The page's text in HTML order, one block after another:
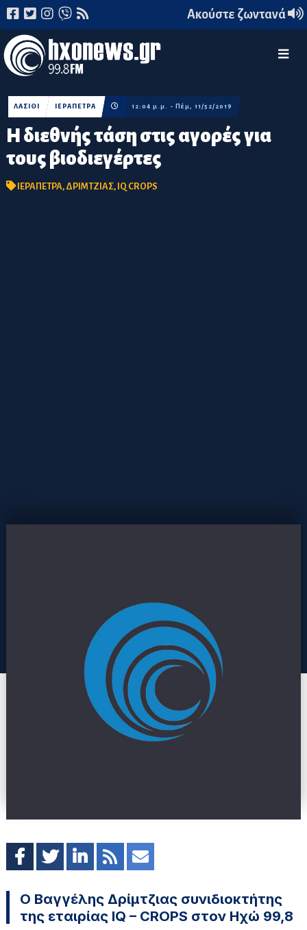
Ακούστε ζωντανά
Η διεθνής τάση στις αγορές για
τους βιοδιεγέρτες
ΛΑΣΙΘΙ ΙΕΡΑΠΕΤΡΑ 12:04 μ.μ. - Πέμ, 11/52/2019
ΙΕΡΑΠΕΤΡΑ, ΔΡΙΜΤΖΙΑΣ, IQ CROPS
Ο Βαγγέλης Δρίμτζιας συνιδιοκτήτης
της εταιρίας IQ – CROPS στον Ηχώ 99,8